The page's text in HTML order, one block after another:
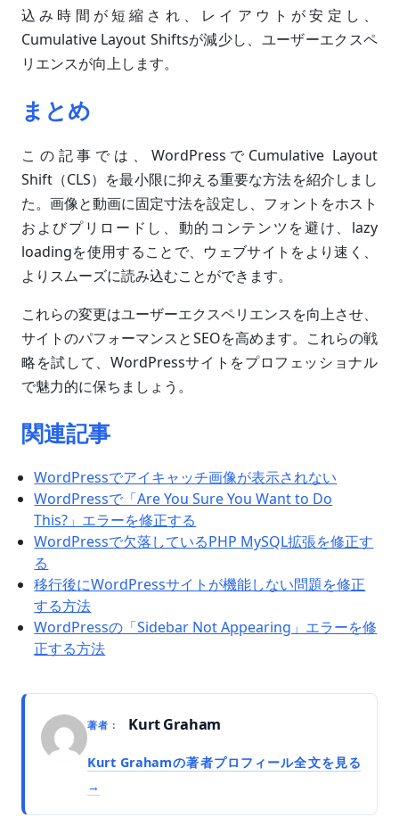
込み時間が短縮され、レイアウトが安定し、
Cumulative Layout Shiftsが減少し、ユーザーエクスペ
リエンスが向上します。
まとめ
この記事では、WordPressでCumulative Layout
Shift（CLS）を最小限に抑える重要な方法を紹介しまし
た。画像と動画に固定寸法を設定し、フォントをホスト
およびプリロードし、動的コンテンツを避け、lazy
loadingを使用することで、ウェブサイトをより速く、
よりスムーズに読み込むことができます。
これらの変更はユーザーエクスペリエンスを向上させ、
サイトのパフォーマンスとSEOを高めます。これらの戦
略を試して、WordPressサイトをプロフェッショナル
で魅力的に保ちましょう。
関連記事
WordPressでアイキャッチ画像が表示されない
WordPressで「Are You Sure You Want to Do
This?」エラーを修正する
WordPressで欠落しているPHP MySQL拡張を修正す
る
移行後にWordPressサイトが機能しない問題を修正
する方法
WordPressの「Sidebar Not Appearing」エラーを修
正する方法
著者： Kurt Graham
Kurt Grahamの著者プロフィール全文を見る